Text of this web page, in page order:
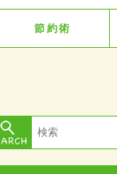
節約術